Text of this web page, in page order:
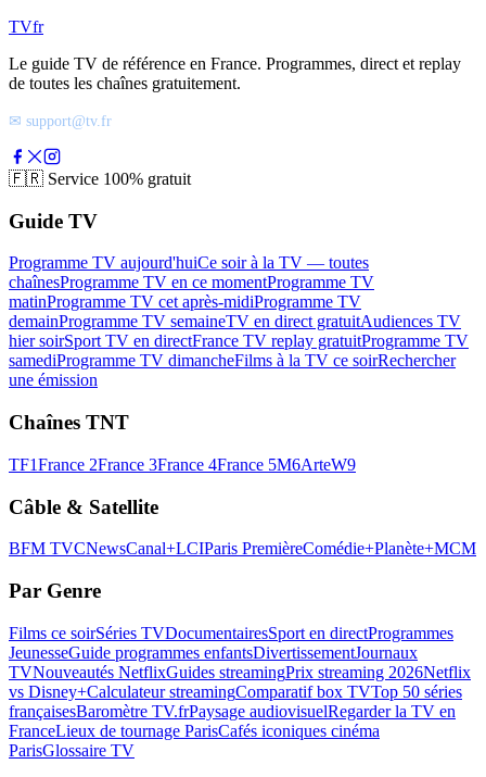
TVfr
Le guide TV de référence en France. Programmes, direct et replay
de toutes les chaînes gratuitement.
✉ support@tv.fr
🇫🇷 Service 100% gratuit
Guide TV
Programme TV aujourd'huiCe soir à la TV — toutes
chaînesProgramme TV en ce momentProgramme TV
matinProgramme TV cet après-midiProgramme TV
demainProgramme TV semaineTV en direct gratuitAudiences TV
hier soirSport TV en directFrance TV replay gratuitProgramme TV
samediProgramme TV dimancheFilms à la TV ce soirRechercher
une émission
Chaînes TNT
TF1France 2France 3France 4France 5M6ArteW9
Câble & Satellite
BFM TVCNewsCanal+LCIParis PremièreComédie+Planète+MCM
Par Genre
Films ce soirSéries TVDocumentairesSport en directProgrammes
JeunesseGuide programmes enfantsDivertissementJournaux
TVNouveautés NetflixGuides streamingPrix streaming 2026Netflix
vs Disney+Calculateur streamingComparatif box TVTop 50 séries
françaisesBaromètre TV.frPaysage audiovisuelRegarder la TV en
FranceLieux de tournage ParisCafés iconiques cinéma
ParisGlossaire TV